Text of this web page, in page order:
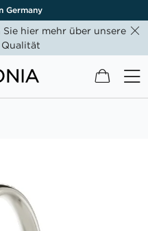
Germany
Sie hier mehr über unsere
Qualität
Mein